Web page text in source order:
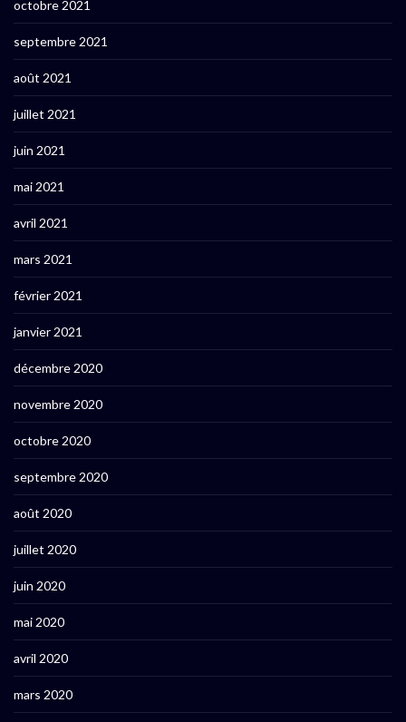
octobre 2021
septembre 2021
août 2021
juillet 2021
juin 2021
mai 2021
avril 2021
mars 2021
février 2021
janvier 2021
décembre 2020
novembre 2020
octobre 2020
septembre 2020
août 2020
juillet 2020
juin 2020
mai 2020
avril 2020
mars 2020